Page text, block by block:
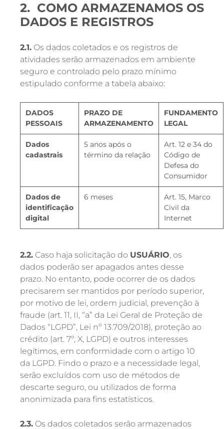
2. COMO ARMAZENAMOS OS
DADOS E REGISTROS
2.1. Os dados coletados e os registros de
atividades serão armazenados em ambiente
seguro e controlado pelo prazo mínimo
estipulado conforme a tabela abaixo:
DADOS
PESSOAIS
PRAZO DE
ARMAZENAMENTO
FUNDAMENTO
LEGAL
Dados
cadastrais
5 anos após o
término da relação
Art. 12 e 34 do
Código de
Defesa do
Consumidor
Dados de
identificação
digital
6 meses
Art. 15, Marco
Civil da
Internet
2.2. Caso haja solicitação do USUÁRIO, os
dados poderão ser apagados antes desse
prazo. No entanto, pode ocorrer de os dados
precisarem ser mantidos por período superior,
por motivo de lei, ordem judicial, prevenção à
fraude (art. 11, II, “a” da Lei Geral de Proteção de
Dados “LGPD”, Lei nº 13.709/2018), proteção ao
crédito (art. 7º, X, LGPD) e outros interesses
legítimos, em conformidade com o artigo 10
da LGPD. Findo o prazo e a necessidade legal,
serão excluídos com uso de métodos de
descarte seguro, ou utilizados de forma
anonimizada para fins estatísticos.
2.3. Os dados coletados serão armazenados